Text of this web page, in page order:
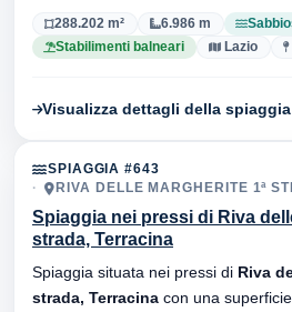
288.202 m² 6.986 m
Stabilimenti balneari
Lazio
Visualizza dettagli della spiaggia
SPIAGGIA #643
RIVA DELLE MARGHERITE 1ª
Spiaggia nei pressi di Riva
strada, Terracina
Spiaggia situata nei pressi di Riva
strada, Terracina con una